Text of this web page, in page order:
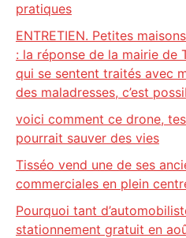
pratiques
ENTRETIEN. Petites
: la réponse de la mairie de
qui se sentent traités avec
des maladresses, c’est
voici comment ce drone,
pourrait sauver des vies
Tisséo vend une de ses
commerciales en plein
Pourquoi tant
stationnement gratuit en